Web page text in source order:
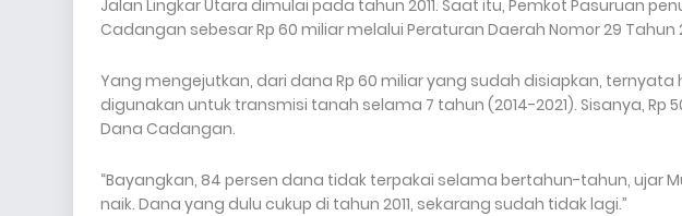
Jalan Lingkar Utara dimulai pada tahun 2011. Saat itu, Pemkot Pasuruan
Cadangan sebesar Rp 60 miliar melalui Peraturan Daerah Nomor 29
Yang mengejutkan, dari dana Rp 60 miliar yang sudah disiapkan, ternyata
digunakan untuk transmisi tanah selama 7 tahun (2014-2021). Sisanya, Rp
Dana Cadangan.
“Bayangkan, 84 persen dana tidak terpakai selama bertahun-tahun, ujar
naik. Dana yang dulu cukup di tahun 2011, sekarang sudah tidak lagi.”